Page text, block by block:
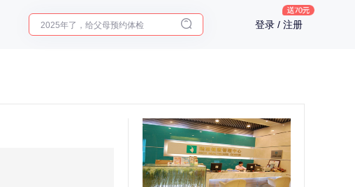
2025年了，给父母预约体检 登录 / 注册